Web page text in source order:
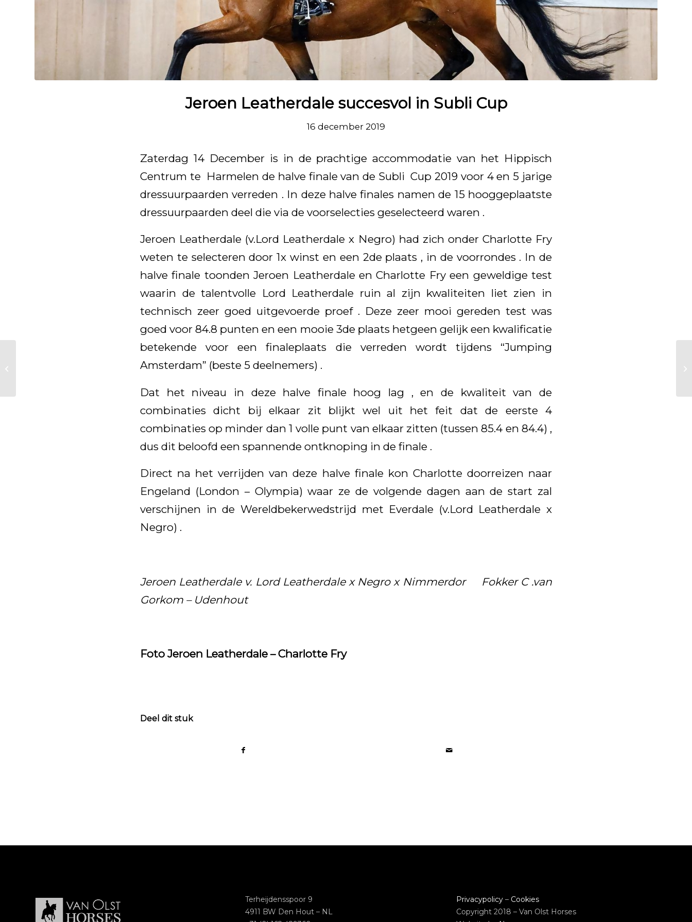
Jeroen Leatherdale succesvol in Subli Cup
16 december 2019
Zaterdag 14 December is in de prachtige accommodatie van het Hippisch
Centrum te Harmelen de halve finale van de Subli Cup 2019 voor 4 en 5 jarige
dressuurpaarden verreden . In deze halve finales namen de 15 hooggeplaatste
dressuurpaarden deel die via de voorselecties geselecteerd waren .
Jeroen Leatherdale (v.Lord Leatherdale x Negro) had zich onder Charlotte Fry
weten te selecteren door 1x winst en een 2de plaats , in de voorrondes . In de
halve finale toonden Jeroen Leatherdale en Charlotte Fry een geweldige test
waarin de talentvolle Lord Leatherdale ruin al zijn kwaliteiten liet zien in
technisch zeer goed uitgevoerde proef . Deze zeer mooi gereden test was
goed voor 84.8 punten en een mooie 3de plaats hetgeen gelijk een kwalificatie
betekende voor een finaleplaats die verreden wordt tijdens “Jumping
Amsterdam” (beste 5 deelnemers) .
Dat het niveau in deze halve finale hoog lag , en de kwaliteit van de
combinaties dicht bij elkaar zit blijkt wel uit het feit dat de eerste 4
combinaties op minder dan 1 volle punt van elkaar zitten (tussen 85.4 en 84.4) ,
dus dit beloofd een spannende ontknoping in de finale .
Direct na het verrijden van deze halve finale kon Charlotte doorreizen naar
Engeland (London – Olympia) waar ze de volgende dagen aan de start zal
verschijnen in de Wereldbekerwedstrijd met Everdale (v.Lord Leatherdale x
Negro) .
Jeroen Leatherdale v. Lord Leatherdale x Negro x Nimmerdor Fokker C .van
Gorkom – Udenhout
Foto Jeroen Leatherdale – Charlotte Fry
Deel dit stuk
Terheijdensspoor 9
4911 BW Den Hout – NL
Privacypolicy– Cookies
Copyright 2018 – Van Olst Horses